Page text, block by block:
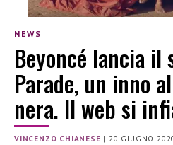
NEWS
Beyoncé lancia il
Parade, un inno
nera. Il web si
VINCENZO CHIANESE |20 GIUGNO